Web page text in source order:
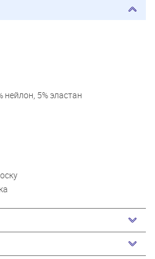
нейлон, 5% эластан
6 лет, 7 лет-8 лет